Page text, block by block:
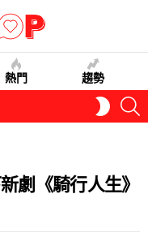
熱門 趨勢
SKIN
劇《騎行人生》